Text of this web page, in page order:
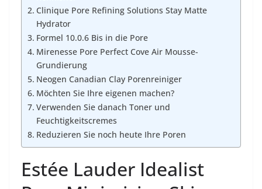
Clinique Pore Refining Solutions Stay Matte
Hydrator
Formel 10.0.6 Bis in die Pore
Mirenesse Pore Perfect Cove Air Mousse-
Grundierung
Neogen Canadian Clay Porenreiniger
Möchten Sie Ihre eigenen machen?
Verwenden Sie danach Toner und
Feuchtigkeitscremes
Reduzieren Sie noch heute Ihre Poren
Estée Lauder Idealist